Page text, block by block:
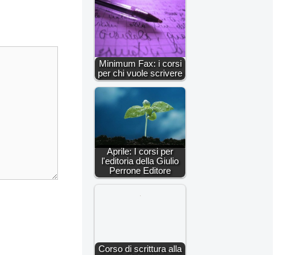
Minimum Fax: i corsi
per chi vuole scrivere
Aprile: I corsi per
l'editoria della Giulio
Perrone Editore
Corso di scrittura alla